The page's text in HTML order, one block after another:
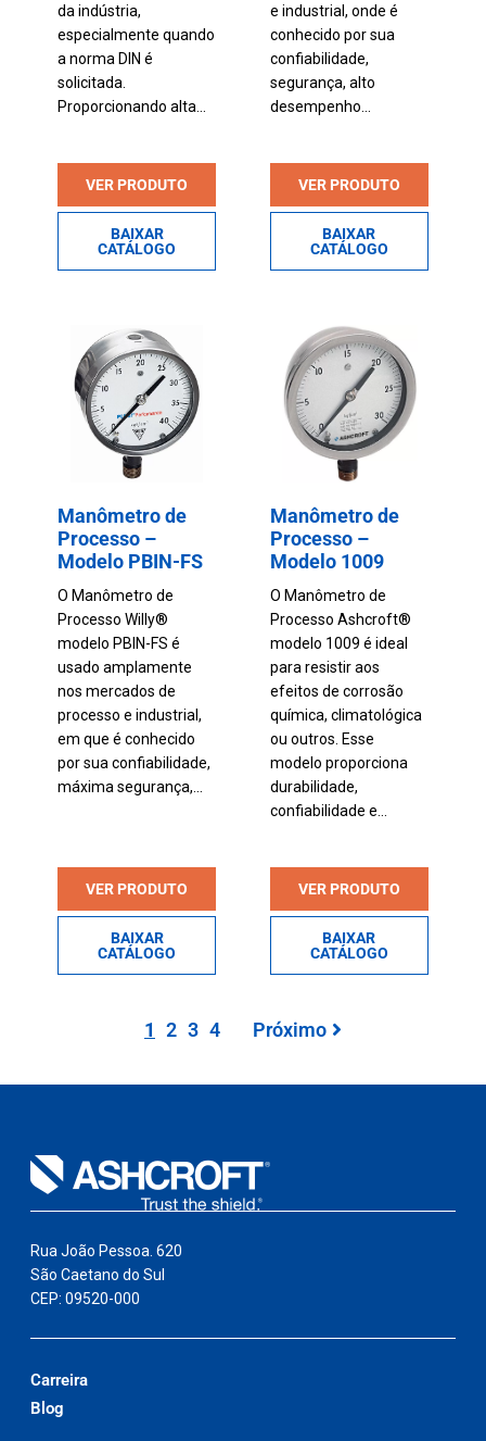
da indústria,
especialmente quando
a norma DIN é
solicitada.
Proporcionando alta...
VER PRODUTO
BAIXAR
CATÁLOGO
e industrial, onde é
conhecido por sua
confiabilidade,
segurança, alto
desempenho...
VER PRODUTO
BAIXAR
CATÁLOGO
Manômetro de
Processo –
Modelo PBIN-FS
O Manômetro de
Processo Willy®
modelo PBIN-FS é
usado amplamente
nos mercados de
processo e industrial,
em que é conhecido
por sua confiabilidade,
máxima segurança,...
VER PRODUTO
BAIXAR
CATÁLOGO
Manômetro de
Processo –
Modelo 1009
O Manômetro de
Processo Ashcroft®
modelo 1009 é ideal
para resistir aos
efeitos de corrosão
química, climatológica
ou outros. Esse
modelo proporciona
durabilidade,
confiabilidade e...
VER PRODUTO
BAIXAR
CATÁLOGO
1 2 3 4 Próximo
Rua João Pessoa. 620
São Caetano do Sul
CEP: 09520-000
Carreira
Blog